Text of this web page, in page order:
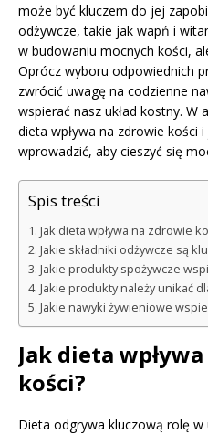
może być kluczem do jej
odżywcze, takie jak wapń i
w budowaniu mocnych kości,
Oprócz wyboru odpowiednich
zwrócić uwagę na codzienne
wspierać nasz układ kostny. W
dieta wpływa na zdrowie kości
wprowadzić, aby cieszyć się
Spis treści
Jak dieta wpływa na zdrowie
Jakie składniki odżywcze są
Jakie produkty spożywcze
Jakie produkty należy unikać
Jakie nawyki żywieniowe
Jak dieta
kości?
Dieta odgrywa kluczową rolę